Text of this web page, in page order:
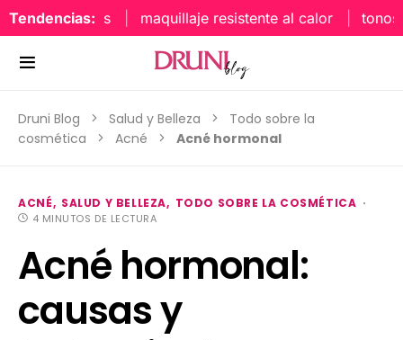
Tendencias: maquillaje resistente al calor tonos
Druni Blog Salud y Belleza
Todo sobre la
cosmética
Acné Acné hormonal
ACNÉ SALUD Y BELLEZA TODO SOBRE LA COSMÉTICA
4 MINUTOS DE LECTURA
Acné hormonal:
causas y